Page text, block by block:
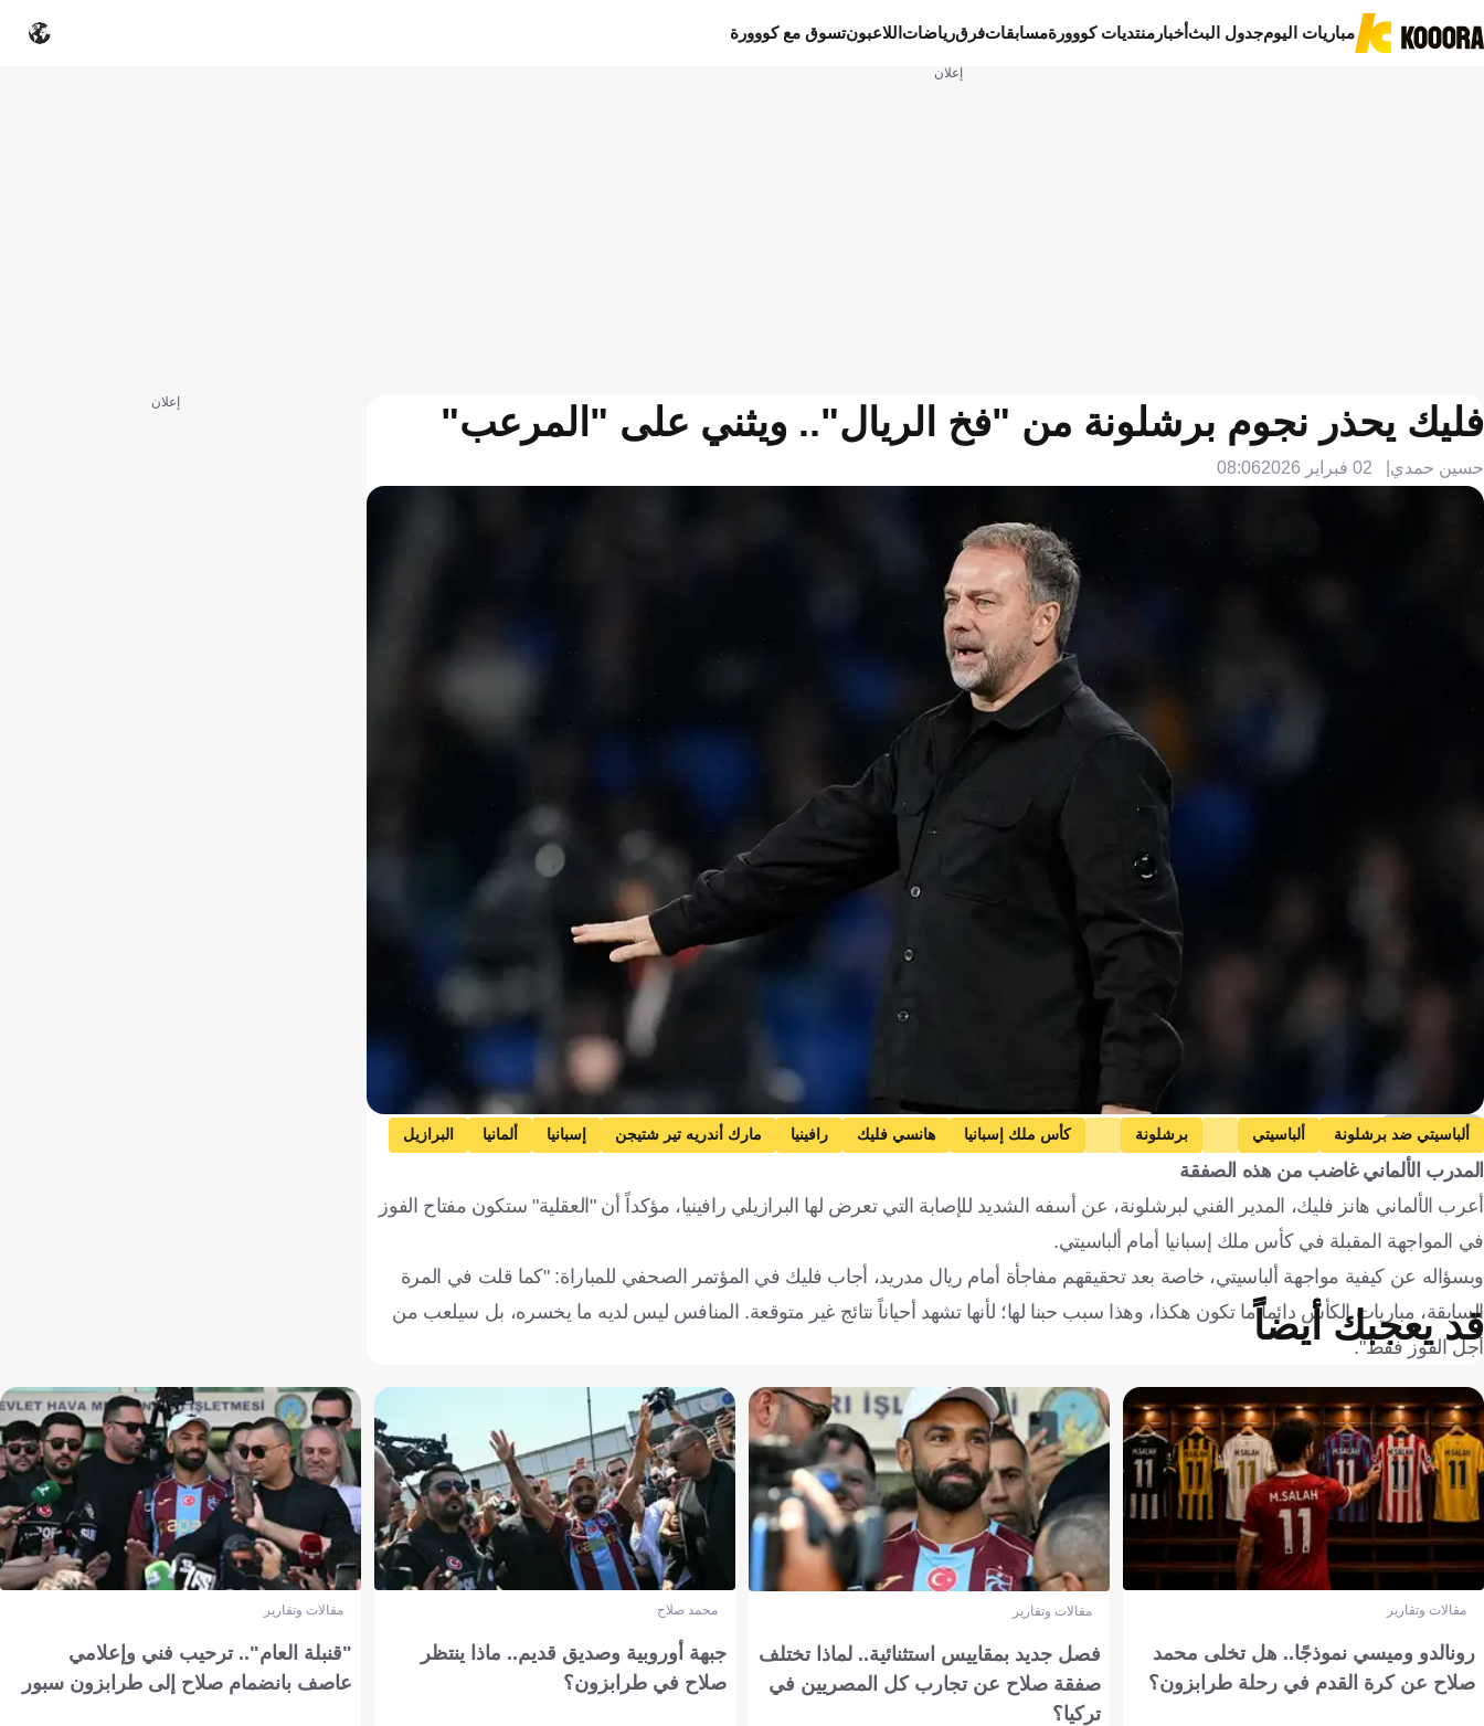
مباريات اليومجدول البثأخبار منتديات كووورةمسابقاتفرقرياضات اللاعبونتسوق مع كووورة
إعلان
فليك يحذر نجوم برشلونة من "فخ الريال".. ويثني على "المرعب"
حسين حمدي 02 فبراير 2026 08:06
Getty Images
ألباسيتي ضد برشلونة ألباسيتي برشلونة كأس ملك إسبانيا هانسي فليك رافينيا مارك أندريه تير شتيجن إسبانيا ألمانيا
البرازيل
كرة قدم
المدرب الألماني غاضب من هذه الصفقة
أعرب الألماني هانز فليك، المدير الفني لبرشلونة، عن أسفه الشديد للإصابة التي تعرض لها البرازيلي رافينيا، مؤكداً أن "العقلية" ستكون مفتاح الفوز
في المواجهة المقبلة في كأس ملك إسبانيا أمام ألباسيتي.
وبسؤاله عن كيفية مواجهة ألباسيتي، خاصة بعد تحقيقهم مفاجأة أمام ريال مدريد، أجاب فليك في المؤتمر الصحفي للمباراة: "كما قلت في المرة
السابقة، مباريات الكأس دائماً ما تكون هكذا، وهذا سبب حبنا لها؛ لأنها تشهد أحياناً نتائج غير متوقعة. المنافس ليس لديه ما يخسره، بل سيلعب من
أجل الفوز فقط".
إعلان
قد يعجبك أيضاً
مقالات وتقارير
رونالدو وميسي نموذجًا.. هل تخلى محمد
صلاح عن كرة القدم في رحلة طرابزون؟
مقالات وتقارير
فصل جديد بمقاييس استثنائية.. لماذا تختلف
صفقة صلاح عن تجارب كل المصريين في
تركيا؟
محمد صلاح
جبهة أوروبية وصديق قديم.. ماذا ينتظر
صلاح في طرابزون؟
مقالات وتقارير
"قنبلة العام".. ترحيب فني وإعلامي
عاصف بانضمام صلاح إلى طرابزون سبور